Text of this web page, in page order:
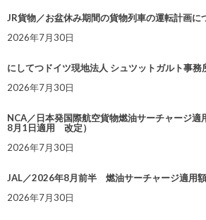
JR貨物／お盆休み期間の貨物列車の運転計画に
2026年7月30日
にしてつドイツ現地法人 シュツットガルト事務
2026年7月30日
NCA／日本発国際航空貨物燃油サーチャージ
8月1日適用 改定）
2026年7月30日
JAL／2026年8月前半 燃油サーチャージ適用
2026年7月30日